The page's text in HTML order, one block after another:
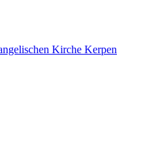
Kirche Kerpen